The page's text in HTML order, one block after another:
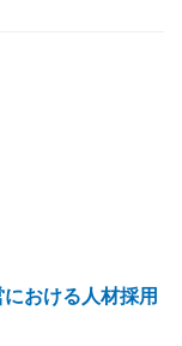
おける人材採用